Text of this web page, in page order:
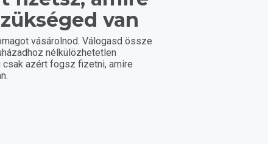
van
vásárolnod. Válogasd össze
nélkülözhetetlen
csak azért fogsz fizetni, amire